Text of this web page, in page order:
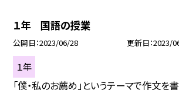
１年 国語の授業
公開日 2023/06/28 更新日 2023/
１年
「僕・私のお薦め」というテーマで作文を